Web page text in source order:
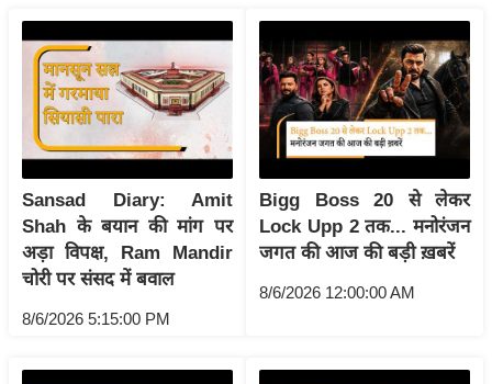
वि
श्ले
स
म
सा
म
यि
क
मा
भू
Sansad Diary: Amit
Shah के बयान की मांग पर
अड़ा विपक्ष, Ram Mandir
चोरी पर संसद में बवाल
8/6/2026 5:15:00 PM
Bigg Boss 20 से लेकर
Lock Upp 2 तक... मनोरंजन
जगत की आज की बड़ी ख़बरें
8/6/2026 12:00:00 AM